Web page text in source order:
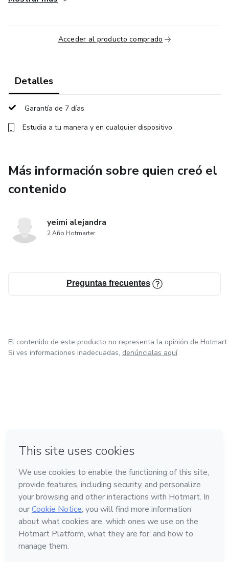
procesos. Las Oportunidades se refieren a factores
externos favorables, como nuevas tendencias de mercado,
cambios regulatorios o avances tecnológicos, que pueden
externos que pueden poner en riesgo el éxito, como
competencia creciente, crisis económicas o cambios
legales desfavorables.
El análisis FODA es fundamental para diseñar estrategias
amenazas. Además, ayuda a mejorar la toma de decisiones,
facilitar la planificación y optimizar el uso de recursos. Por
Acceder al producto comprado
Detalles
Garantía de 7 días
Estudia a tu manera y en cualquier dispositivo
Más información sobre quien creó el
contenido
yeimi alejandra
2 Año Hotmarter
Preguntas frecuentes
El contenido de este producto no representa la opinión de Hotmart.
Si ves informaciones inadecuadas, denúncialas aquí
Hecho con❤ en Belo Horizonte
Conoce Hotmart
Idioma
Español